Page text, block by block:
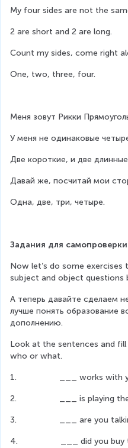
My four sides are not the
2 are short and 2 are long.
Count my sides, come right
One, two, three, four.
Меня зовут Рикки
У меня не одинаковые
Две короткие, и две
Давай же, посчитай мои
Одна, две, три, четыре.
Задания для самопроверки
Now let’s do some
subject and object questions
А теперь давайте сделаем
лучше понять образование
дополнению.
Look at the sentences and
who or what.
1.                  ___ works
2.                  ___ is
3.                  ___ are you
4.                  ___ did you